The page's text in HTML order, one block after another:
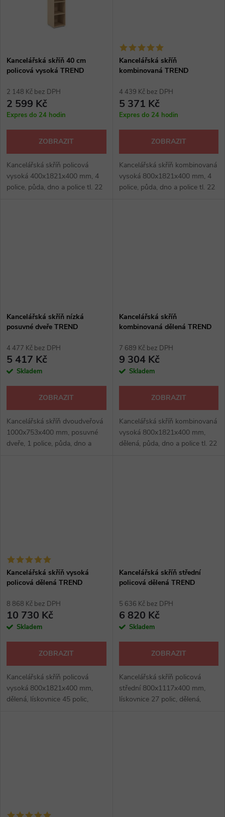
Kancelářská skříň 40 cm
policová vysoká TREND
2 148 Kč bez DPH
2 599 Kč
Expres do 24 hodin
ZOBRAZIT
Kancelářská skříň policová
vysoká 400x1821x400 mm, 4
police, půda, dno a police tl. 22
Kancelářská skříň
kombinovaná TREND
4 439 Kč bez DPH
5 371 Kč
Expres do 24 hodin
ZOBRAZIT
Kancelářská skříň kombinovaná
vysoká 800x1821x400 mm, 4
police, půda, dno a police tl. 22
Kancelářská skříň nízká
posuvné dveře TREND
4 477 Kč bez DPH
5 417 Kč
Skladem
ZOBRAZIT
Kancelářská skříň dvoudveřová
1000x753x400 mm, posuvné
dveře, 1 police, půda, dno a
Kancelářská skříň
kombinovaná dělená TREND
7 689 Kč bez DPH
9 304 Kč
Skladem
ZOBRAZIT
Kancelářská skříň kombinovaná
vysoká 800x1821x400 mm,
dělená, půda, dno a police tl. 22
Kancelářská skříň vysoká
policová dělená TREND
8 868 Kč bez DPH
10 730 Kč
Skladem
ZOBRAZIT
Kancelářská skříň policová
vysoká 800x1821x400 mm,
dělená, lískovnice 45 polic,
Kancelářská skříň střední
policová dělená TREND
5 636 Kč bez DPH
6 820 Kč
Skladem
ZOBRAZIT
Kancelářská skříň policová
střední 800x1117x400 mm,
lískovnice 27 polic, dělená,